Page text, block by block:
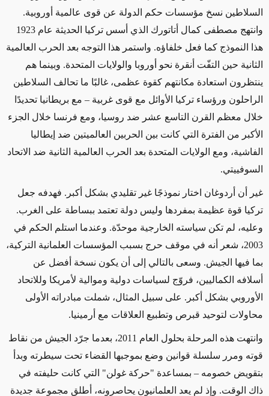
السلاطين نسخ مؤسسات حكم الدولة عن قوى عالمية أوروبية.
وانتهج مصطفى كمال أتاتورك الذي أسس تركيا الحديثة عام 1923
هذا النموذج كما فعل خلفاؤه. واستمر هذا التوجه بعد الحرب العالمية
الثانية حين التفّت أنقرة نحو أوروبا والولايات المتحدة. وبينما هم
ينتظرون استعادة مكانتهم كقوة عظمى، غالبًا ما تحالف السلاطين
الراحلون ورؤساء تركيا الأوائل مع قوى غربية – مع بريطانيا تحديدًا
خلال معظم القرن التاسع عشر ضد روسيا، ومع فرنسا خلال الجزء
الأكبر من الفترة التي كانت بين الحربين العالميتين ضد إيطاليا
الفاشية، ومع الولايات المتحدة بعد الحرب العالمية الثانية ضد الاتحاد
السوفييتي.
غير أن أردوغان اختار نموذجًا غير تقليدي بشكل أكبر. فهدفه جعل
تركيا قوة عظيمة بمفردها وليس دولة تعتمد ببساطة على الغرب.
وعليه، لم تكن سياسته الخارجية موحدّة. وعندما استلم الحكم في
2003، شعر أنه في موقف حرج بسبب المؤسسات العلمانية التركية،
بما فيها الجيش. وسعى بالتالي إلى أن يكون نسخة أفضل عن
أسلافه الكماليين، فروّج لسياسات دولية وموالية لأمريكا وللاتحاد
الأوروبي بشكل أكبر. على سبيل المثال، شملت مبادراته الأولى
محاولات لتوحيد قبرص وتطبيع العلاقات مع أرمينيا.
وانتهت هذه المرحلة بحلول العام 2011، بعدما جرّد الجيش من نقاط
قوته ومرر سلسلة قوانين وضع بموجبها القضاء تحت سيطرته وبدأ
بتقويض خصومه – بمساعدة "حركة غولن" التي كانت حليفته في
ذاك الوقت. وإذ لم يعد العلمانيون يحاصرونه، أطلق مجموعة جديدة